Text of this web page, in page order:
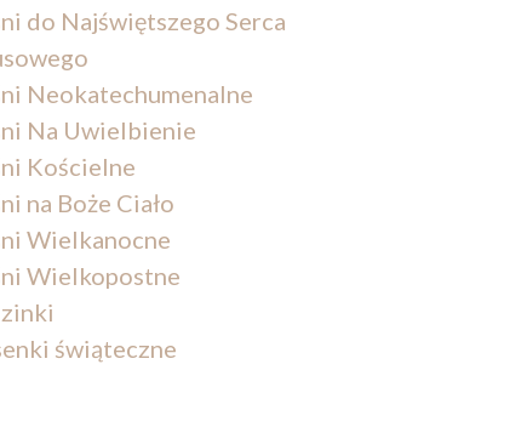
do Najświętszego Serca
Neokatechumenalne
Na Uwielbienie
Kościelne
na Boże Ciało
Wielkanocne
Wielkopostne
świąteczne